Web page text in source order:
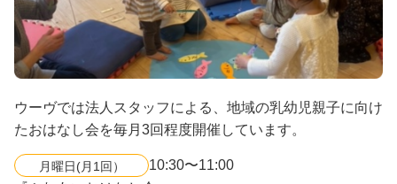
ウーヴでは法人スタッフによる、地域の乳幼児親子に向け
たおはなし会を毎月3回程度開催しています。
月曜日(月1回）
10:30〜11:00